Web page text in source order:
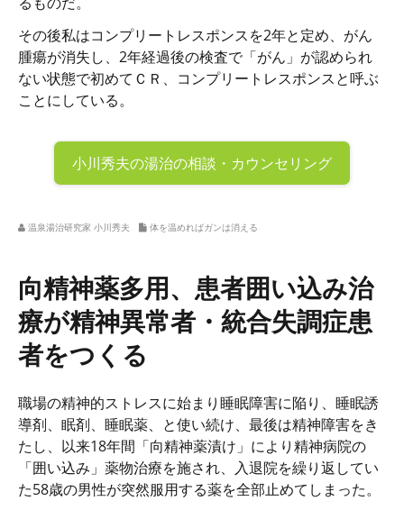
その後私はコンプリートレスポンスを2年と定め、がん
腫瘍が消失し、2年経過後の検査で「がん」が認められ
ない状態で初めてＣＲ、コンプリートレスポンスと呼ぶ
ことにしている。
小川秀夫の湯治の相談・カウンセリング
温泉湯治研究家 小川秀夫 体を温めればガンは消える
向精神薬多用、患者囲い込み治
療が精神異常者・統合失調症患
者をつくる
職場の精神的ストレスに始まり睡眠障害に陥り、睡眠誘
導剤、眠剤、睡眠薬、と使い続け、最後は精神障害をき
たし、以来18年間「向精神薬漬け」により精神病院の
「囲い込み」薬物治療を施され、入退院を繰り返してい
た58歳の男性が突然服用する薬を全部止めてしまった。